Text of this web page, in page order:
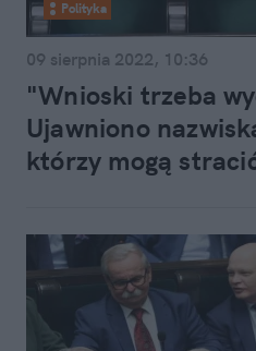
Polityka
09 sierpnia 2022, 10:36
"Wnioski trzeba
Ujawniono
którzy mogą